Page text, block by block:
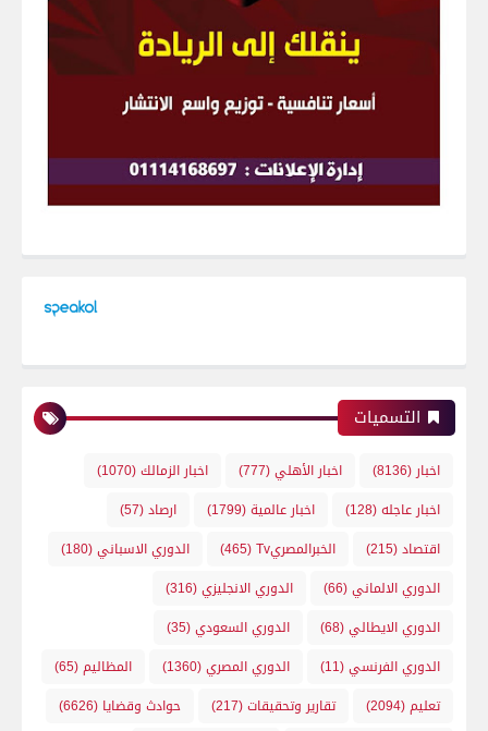
التسميات
اخبار (8136) اخبار الأهلي(777) اخبار الزمالك(1070)
اخبار عاجله(128) اخبار عالمية(1799) ارصاد(57)
اقتصاد(215) الخبرالمصريTv (465) الدوري الاسباني(180)
الدوري الالماني(66) الدوري الانجليزي(316)
الدوري الايطالي(68) الدوري السعودي(35)
الدوري الفرنسي(11) الدوري المصري(1360) المظاليم(65)
تعليم(2094) تقارير وتحقيقات(217) حوادث وقضايا (6626)